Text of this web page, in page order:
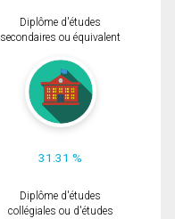
Diplôme d'études
secondaires ou équivalent
31.31 %
Diplôme d'études
collégiales ou d'études